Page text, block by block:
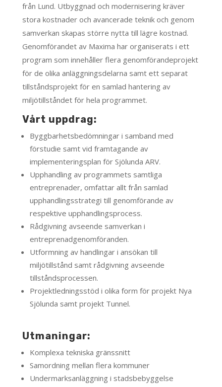
från Lund. Utbyggnad och modernisering kräver
stora kostnader och avancerade teknik och genom
samverkan skapas större nytta till lägre kostnad.
Genomförandet av Maxima har organiserats i ett
program som innehåller flera genomförandeprojekt
för de olika anläggningsdelarna samt ett separat
tillståndsprojekt för en samlad hantering av
miljötillståndet för hela programmet.
Vårt uppdrag:
Byggbarhetsbedömningar i samband med
förstudie samt vid framtagande av
implementeringsplan för Sjölunda ARV.
Upphandling av programmets samtliga
entreprenader, omfattar allt från samlad
upphandlingsstrategi till genomförande av
respektive upphandlingsprocess.
Rådgivning avseende samverkan i
entreprenadgenomföranden.
Utformning av handlingar i ansökan till
miljötillstånd samt rådgivning avseende
tillståndsprocessen.
Projektledningsstöd i olika form för projekt Nya
Sjölunda samt projekt Tunnel.
Utmaningar:
Komplexa tekniska gränssnitt
Samordning mellan flera kommuner
Undermarksanläggning i stadsbebyggelse